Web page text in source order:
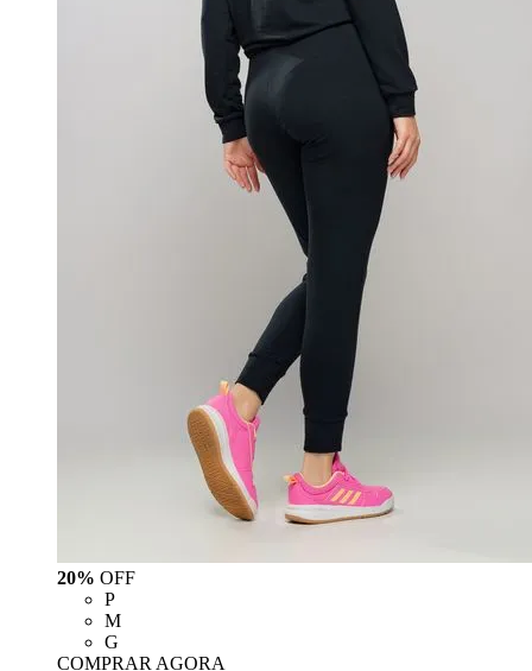
20% OFF
P
M
G
COMPRAR AGORA